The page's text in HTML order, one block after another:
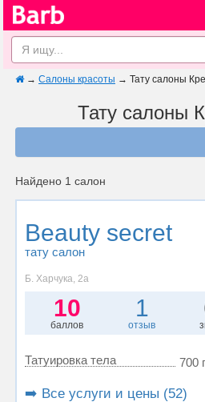
→ Салоны красоты → Тату салоны
Тату салоны
Найдено 1 салон
Beauty secret
тату салон
Б. Харчука, 2а
10
баллов
1
отзыв
Татуировка тела 700
➡️ Все услуги и цены (52)